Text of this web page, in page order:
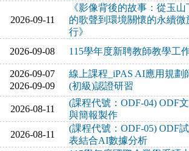
2026-09-11
《影像背後的故事：從玉山
的歌聲到環境關懷的永續微
行》
2026-09-08 115學年度新聘教師教學工
2026-09-07
2026-09-09
線上課程_iPAS AI應用規劃
(初級)認證研習
2026-08-11
(課程代號：ODF-04) ODF
與簡報製作
2026-08-11
(課程代號：ODF-05) ODF
表結合AI數據分析